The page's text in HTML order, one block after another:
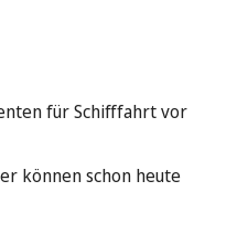
für Schifffahrt vor
können schon heute